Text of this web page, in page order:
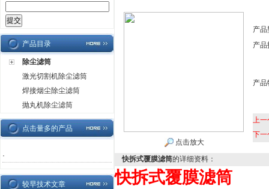
产品目录
除尘滤筒
激光切割机除尘滤筒
焊接烟尘除尘滤筒
抛丸机除尘滤筒
点击量多的产品
·
较早技术文章
点击放大
产品
产品
产品
上一
下一
快拆式覆膜滤筒的详细资料：
快拆式覆膜滤筒